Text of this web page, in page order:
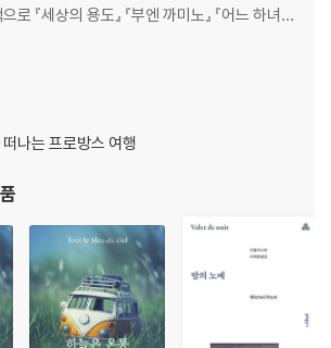
『세상의 용도』 『부엔 까미노』 『어느 하녀의
사유하는 철학』 『꾸뻬 씨의 시간 여행』 『꾸뻬 씨
의 여름 1, 2』 『사막의 정원사 무싸』 『카트린 드
레이스 뜨는
나는 프로방스 여행